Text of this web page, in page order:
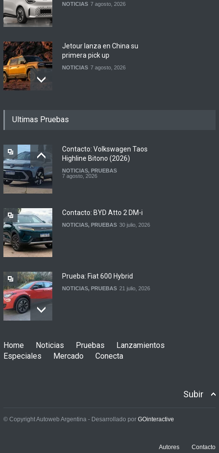
NOTICIAS 7 agosto, 2026
Jetour lanza en China su
primera pick up
NOTICIAS 7 agosto, 2026
renovadas S2 y Skua 150 en
7 agosto, 2026
Argentina y Ecuador
Ultimas Pruebas
Contacto: Volkswagen Taos
Highline Bitono (2026)
NOTICIAS, PRUEBAS
7 agosto, 2026
Contacto: BYD Atto 2 DM-i
NOTICIAS, PRUEBAS 30 julio, 2026
Prueba: Fiat 600 Hybrid
NOTICIAS, PRUEBAS 21 julio, 2026
NOTICIAS PRUEBAS
Home Noticias Pruebas
Lanzamientos
Especiales
Mercado Conecta
Subir
© Copyright Autoweb Argentina - Desarrollado por GOinteractive
Autores Contacto